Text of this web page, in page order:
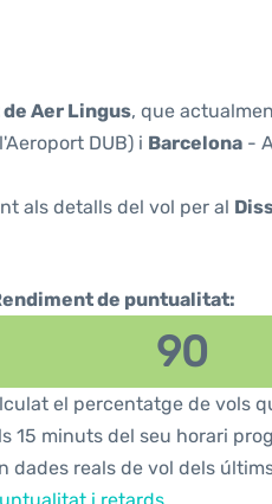
de Aer Lingus, que
DUB) i Barcelona -
als detalls del vol per al
de puntualitat:
90
el percentatge de vols
15 minuts del seu horari
dades reals de vol dels